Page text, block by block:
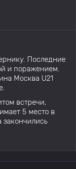
Последние
и поражением.
Москва U21
встречи,
5 место в